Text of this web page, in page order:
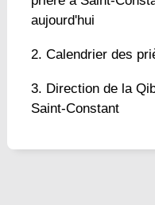
aujourd'hui
Calendrier des
Direction de la
Saint-Constant